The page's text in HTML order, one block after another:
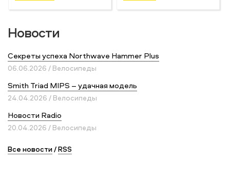
Новости
Секреты успеха Northwave Hammer Plus
06.06.2026 / Велосипеды
Smith Triad MIPS – удачная модель
24.04.2026 / Велосипеды
Новости Radio
20.04.2026 / Велосипеды
Все новости/RSS